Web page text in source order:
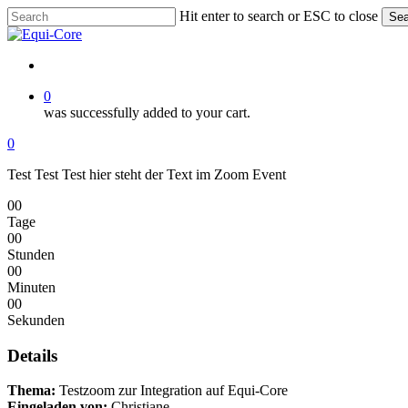
Skip
to
content
Hit enter to search or ESC to close
Close
0
was successfully added to your cart.
Menu
account
0
Test Test Test hier steht der Text im Zoom Event
00
Tage
00
Stunden
00
Minuten
00
Sekunden
Details
Thema: Testzoom zur Integration auf Equi-Core